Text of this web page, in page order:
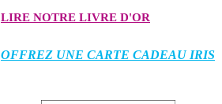
LIRE NOTRE LIVRE D'OR
OFFREZ UNE CARTE CADEAU IRIS